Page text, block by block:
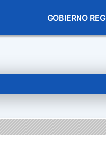
GOBIERNO